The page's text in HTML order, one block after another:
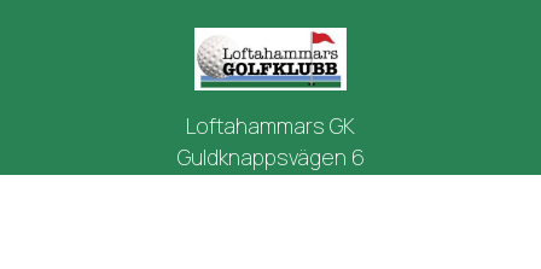
Loftahammars GK
Guldknappsvägen 6